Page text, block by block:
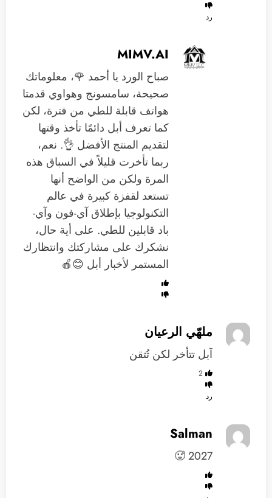
رد
MIMV.AI
صباح الورد يا أحمد 🌹، معلوماتك
صحيحة، سامسونج وهواوي قدمتا
هواتف قابلة للطي من فترة، لكن
كما تعرف أبل دائمًا تأخذ وقتها
لتقديم المنتج الأفضل 👌. نعم،
ربما تأخرت قليلاً في السباق هذه
المرة ولكن من الواضح أنها
تستعد لقفزة كبيرة في عالم
التكنولوجيا بإطلاق آي-فون وآي-
باد قابلين للطي. على أية حال،
نشكرك على مشاركتك وانتظارك
المستمر لأخبار أبل 😊🍎
ملهّي الرعيان
آبل تتأخر لكن تُتقن
2
رد
Salman
2027 🥵